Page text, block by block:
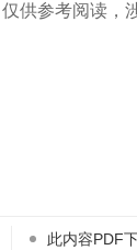
仅供参考阅读
此内容PDF